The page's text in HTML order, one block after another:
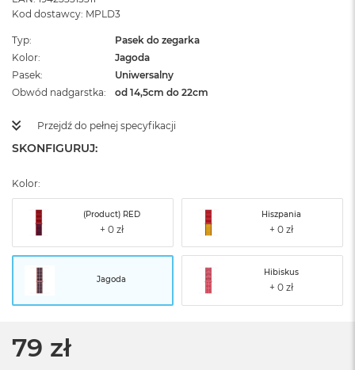
Kod dostawcy: MPLD3
Typ
Pasek do zegarka
Kolor
Jagoda
Pasek
Uniwersalny
Obwód nadgarstka
od 14,5cm do 22cm
Przejdź do pełnej specyfikacji
SKONFIGURUJ:
Kolor:
(Product) RED Hiszpania
Jagoda
Hibiskus
79 zł